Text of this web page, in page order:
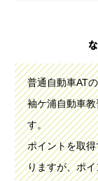
普通自動車AT
袖ケ浦自動車
す。
ポイントを取
りますが、ポ